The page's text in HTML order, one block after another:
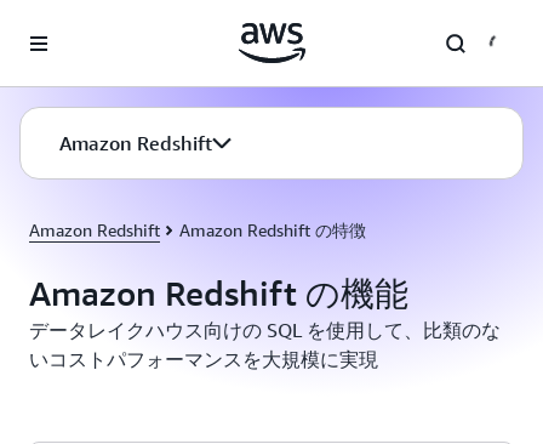
Amazon Redshift
Amazon Redshift Amazon Redshift の特徴
Amazon Redshift の機能
データレイクハウス向けの SQL を使用して、比類のな
いコストパフォーマンスを大規模に実現